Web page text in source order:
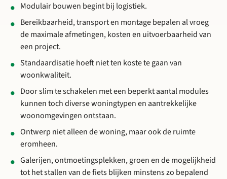
Modulair bouwen begint bij logistiek.
Bereikbaarheid, transport en montage bepalen al vroeg
de maximale afmetingen, kosten en uitvoerbaarheid van
een project.
Standaardisatie hoeft niet ten koste te gaan van
woonkwaliteit.
Door slim te schakelen met een beperkt aantal modules
kunnen toch diverse woningtypen en aantrekkelijke
woonomgevingen ontstaan.
Ontwerp niet alleen de woning, maar ook de ruimte
eromheen.
Galerijen, ontmoetingsplekken, groen en de mogelijkheid
tot het stallen van de fiets blijken minstens zo bepalend